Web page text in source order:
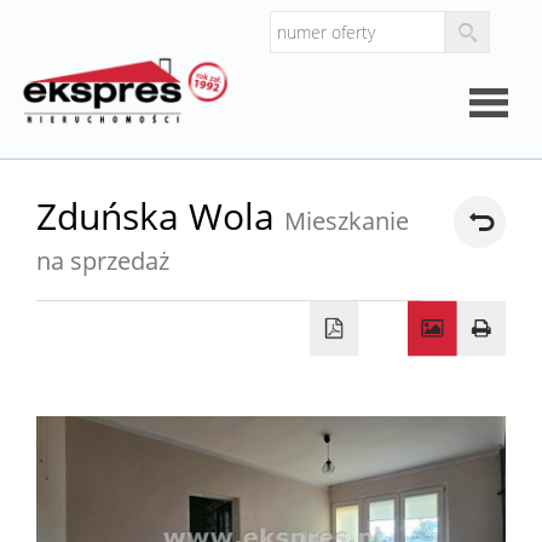
firmie
Zduńska Wola Mieszkanie
na sprzedaż